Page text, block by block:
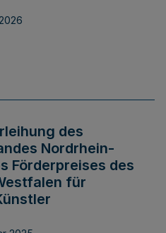
des
Nordrhein-
Förderpreises des
für